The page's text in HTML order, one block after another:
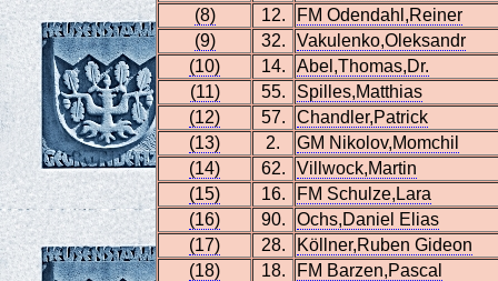
(8)
12.
FM Odendahl,Reiner
(9)
32.
Vakulenko,Oleksandr
(10)
14.
Abel,Thomas,Dr.
(11)
55.
Spilles,Matthias
(12)
57.
Chandler,Patrick
(13)
2.
GM Nikolov,Momchil
(14)
62.
Villwock,Martin
(15)
16.
FM Schulze,Lara
(16)
90.
Ochs,Daniel Elias
(17)
28.
Köllner,Ruben Gideon
(18)
18.
FM Barzen,Pascal